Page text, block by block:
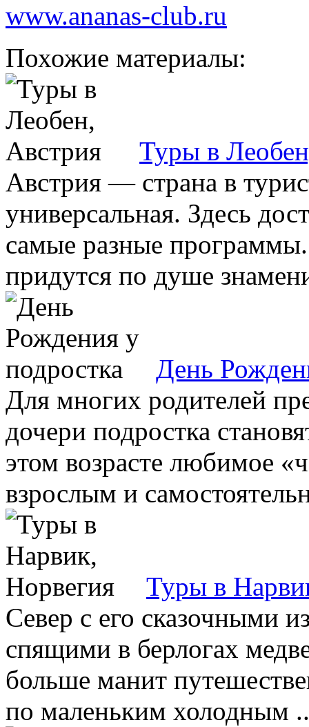
www.ananas-club.ru
Похожие материалы:
Туры в
Австрия — страна в
универсальная. Здесь
самые разные
придутся по душе
День
Для многих родителей
дочери подростка
этом возрасте любимое
взрослым и
Туры в
Север с его сказочными
спящими в берлогах
больше манит
по маленьким холодным